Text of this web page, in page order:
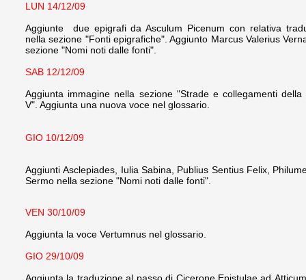
LUN 14/12/09
Aggiunte due epigrafi da Asculum Picenum con relativa
nella sezione "Fonti epigrafiche". Aggiunto Marcus Valerius
sezione "Nomi noti dalle fonti".
SAB 12/12/09
Aggiunta immagine nella sezione "Strade e collegamenti della
V". Aggiunta una nuova voce nel glossario.
GIO 10/12/09
Aggiunti Asclepiades, Iulia Sabina, Publius Sentius Felix,
Sermo nella sezione "Nomi noti dalle fonti".
VEN 30/10/09
Aggiunta la voce Vertumnus nel glossario.
GIO 29/10/09